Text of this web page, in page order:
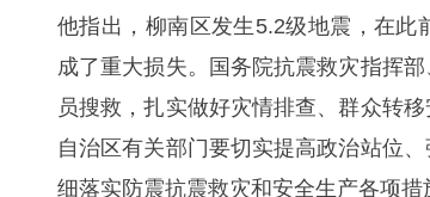
他指出，柳南区发生5.2级地震，在此
成了重大损失。国务院抗震救灾指挥
员搜救，扎实做好灾情排查、群众转
自治区有关部门要切实提高政治站位
细落实防震抗震救灾和安全生产各项措